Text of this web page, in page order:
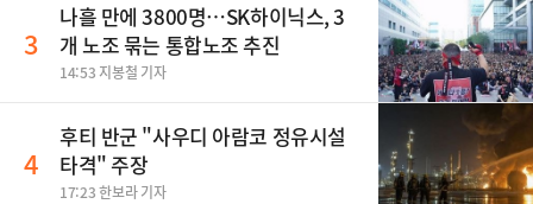
3
나흘 만에 3800명…SK하이닉스, 3
개 노조 묶는 통합노조 추진
14:53 지봉철 기자
4
후티 반군 "사우디 아람코 정유시설
타격" 주장
17:23 한보라 기자